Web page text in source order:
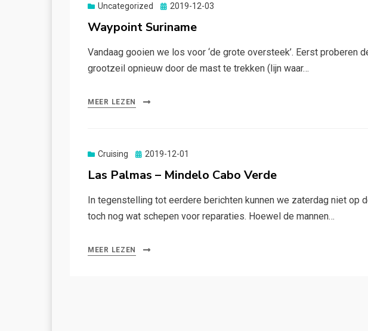
Uncategorized
Gepubliceerd
2019-12-03
Waypoint Suriname
Vandaag gooien we los voor ‘de grote oversteek’. Eerst proberen
grootzeil opnieuw door de mast te trekken (lijn waar…
MEER LEZEN
Cruising
Gepubliceerd
2019-12-01
Las Palmas – Mindelo Cabo Verde
In tegenstelling tot eerdere berichten kunnen we zaterdag niet op
toch nog wat schepen voor reparaties. Hoewel de mannen…
MEER LEZEN